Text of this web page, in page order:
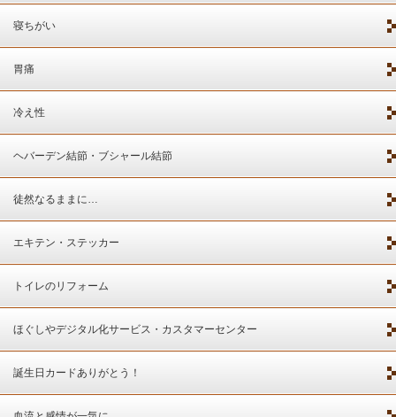
寝ちがい
胃痛
冷え性
ヘバーデン結節・ブシャール結節
徒然なるままに…
エキテン・ステッカー
トイレのリフォーム
ほぐしやデジタル化サービス・カスタマーセンター
誕生日カードありがとう！